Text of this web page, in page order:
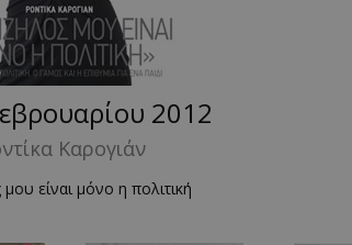
2012
Καρογιάν
μου είναι μόνο η πολιτική